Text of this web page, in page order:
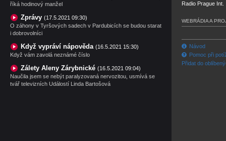
říká hodinový manžel
Zprávy (17.5.2021 09:30)
O záhony v Tyršových sadech v Pardubicích se budou starat
i dobrovolníci
Když vypráví nápověda (16.5.2021 15:30)
Když vám zavolá neznámé číslo
Zálety Aleny Zárybnické (16.5.2021 09:04)
Naučila jsem se nebýt paralyzovaná nervozitou, usmívá se
tvář televizních Událostí Linda Bartošová
Radio Prague Int.
WEBRÁDIA A
Návod
Pomoc při
Přidat do